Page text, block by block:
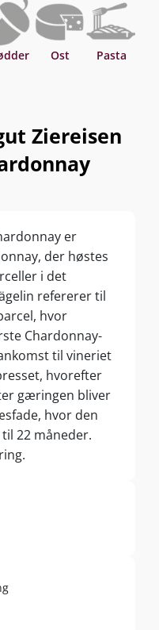
Ost Pasta
Ziereisen
er
der høstes
i det
refererer til
hvor
Chardonnay-
til vineriet
hvorefter
gæringen bliver
hvor den
22 måneder.